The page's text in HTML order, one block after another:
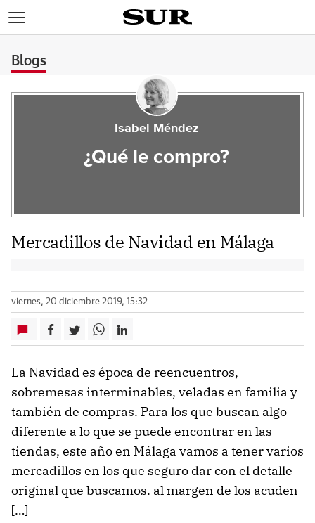
Blogs
Isabel Méndez
¿Qué le compro?
Mercadillos de Navidad en Málaga
viernes, 20 diciembre 2019, 15:32
La Navidad es época de reencuentros,
sobremesas interminables, veladas en familia y
también de compras. Para los que buscan algo
diferente a lo que se puede encontrar en las
tiendas, este año en Málaga vamos a tener varios
mercadillos en los que seguro dar con el detalle
original que buscamos. al margen de los acuden
[…]